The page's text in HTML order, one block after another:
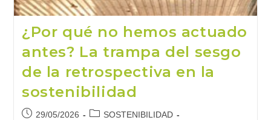
¿Por qué no hemos actuado
antes? La trampa del sesgo
de la retrospectiva en la
sostenibilidad
Publicación
29/05/2026
Categoría
SOSTENIBILIDAD